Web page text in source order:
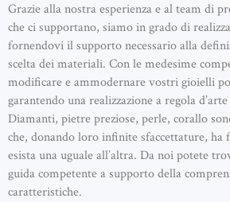
Grazie alla nostra esperienza e al team di
che ci supportano, siamo in grado di
fornendovi il supporto necessario alla
scelta dei materiali. Con le medesime
modificare e ammodernare vostri gioielli
garantendo una realizzazione a regola d’arte
Diamanti, pietre preziose, perle, corallo
che, donando loro infinite sfaccettature, ha
esista una uguale all’altra. Da noi potete
guida competente a supporto della
caratteristiche.